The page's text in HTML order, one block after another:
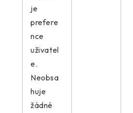
je
prefere
nce
uživatel
e.
Neobsa
huje
žádné